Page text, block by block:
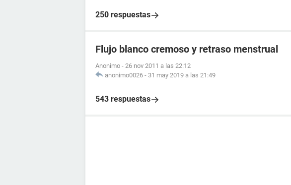
250 respuestas
Flujo blanco cremoso y retraso menstrual
Anonimo - 26 nov 2011 a las 22:12
anonimo0026 - 31 may 2019 a las 21:49
543 respuestas